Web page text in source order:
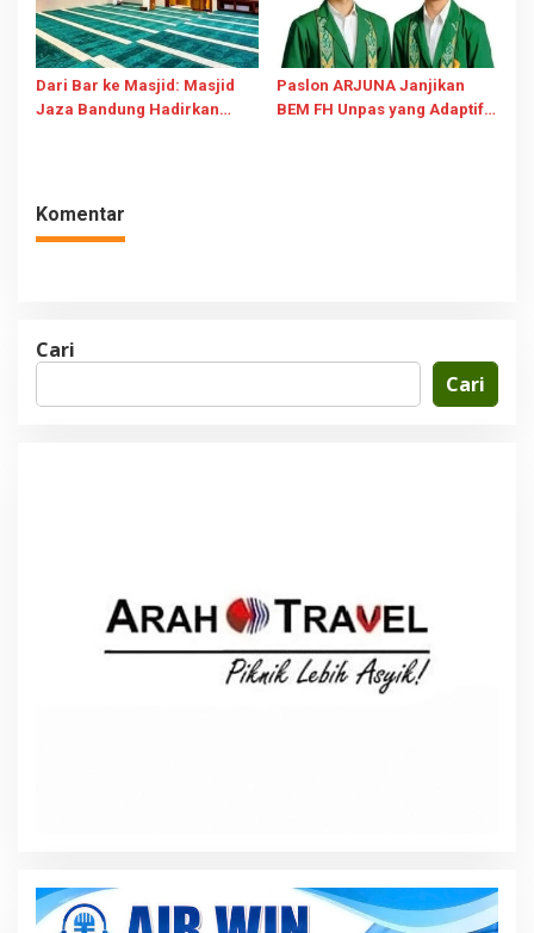
Dari Bar ke Masjid: Masjid
Jaza Bandung Hadirkan
Paslon ARJUNA Janjikan
BEM FH Unpas yang Adaptif
Komentar
Cari
Cari